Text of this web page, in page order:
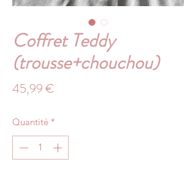
Coffret Teddy
(trousse+chouchou)
45,99 €
Quantité *